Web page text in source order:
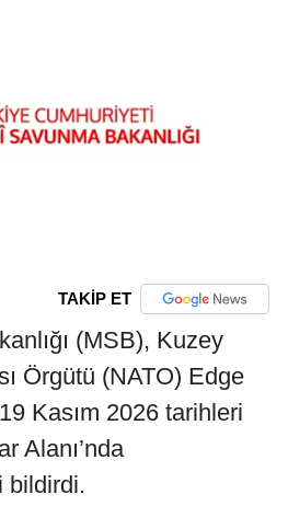
TAKİP ET
(MSB), Kuzey
Örgütü (NATO) Edge
Kasım 2026 tarihleri
Alanı’nda
bildirdi.